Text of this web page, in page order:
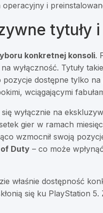
i
tytuły
konkretnej konsoli.
wyłączność. Tytuły
pozycje dostępne tylko
wciągającymi
wyłącznie na
gier w ramach
wzmocnił swoją
of Duty – co może
właśnie dostępność
się ku PlayStation 5.